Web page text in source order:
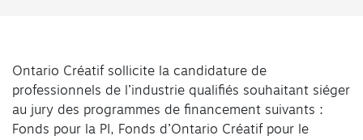
Ontario Créatif sollicite la candidature de
professionnels de l’industrie qualifiés souhaitant siéger
au jury des programmes de financement suivants :
Fonds pour la PI, Fonds d’Ontario Créatif pour le